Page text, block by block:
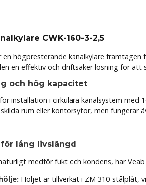
CWK-160-3-2,5
en högpresterande kanalkylare
en effektiv och driftsäker lösning för
och hög kapacitet
installation i cirkulära kanalsystem med
rum eller kontorsytor, men fungerar
lång livslängd
medför fukt och kondens, har
Höljet är tillverkat i ZM 310-stålplåt,